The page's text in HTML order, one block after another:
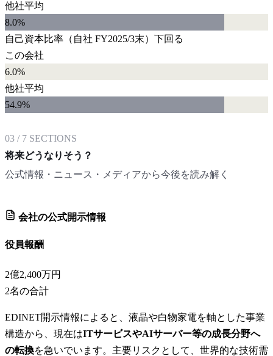
他社平均
8.0%
自己資本比率 （自社 FY2025/3末） 下回る
この会社
6.0%
他社平均
54.9%
03 / 7 SECTIONS
将来どうなりそう？
公式情報・ニュース・メディアから今後を読み解く
会社の公式開示情報
役員報酬
2億2,400万円
2名の合計
EDINET開示情報によると、液晶や白物家電を軸とした事業
構造から、現在はITサービスやAIサーバー等の成長分野へ
の転換を急いでいます。主要リスクとして、世界的な技術需